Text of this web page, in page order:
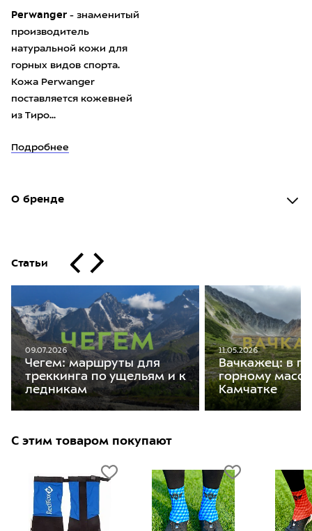
Perwanger - знаменитый
производитель
натуральной кожи для
горных видов спорта.
Кожа Perwanger
поставляется кожевней
из Тиро...
Подробнее
О бренде
Статьи
09.07.2026
Чегем: маршруты для
треккинга по ущельям и к
ледникам
11.05.2026
Вачкажец: в
горному
Камчатке
С этим товаром покупают